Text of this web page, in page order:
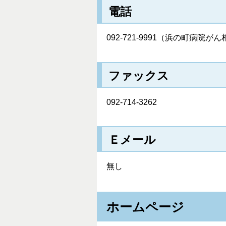
電話
092-721-9991（浜の町病院がん
ファックス
092-714-3262
Ｅメール
無し
ホームページ